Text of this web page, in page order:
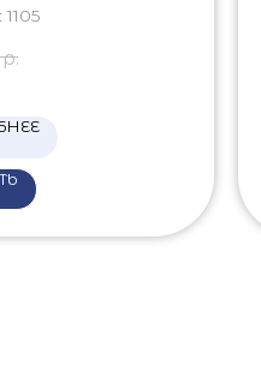
1105
р.